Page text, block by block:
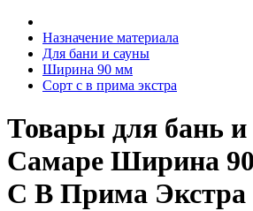
Назначение материала
Для бани и сауны
Ширина 90 мм
Сорт c в прима экстра
Товары для бань и
Самаре Ширина
C В Прима Экстра